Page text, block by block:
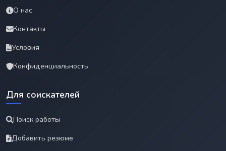
О нас
Контакты
Условия
Конфиденциальность
Для соискателей
Поиск работы
Добавить резюме